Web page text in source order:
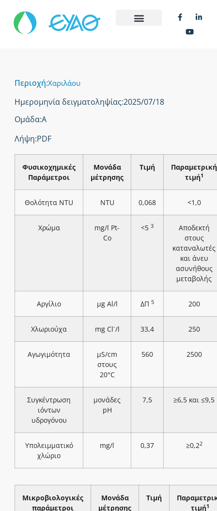
Περιοχή:Χαριλάου
Ημερομηνία δειγματοληψίας:2025/07/18
Ομάδα:Α
Λήψη:PDF
Φυσικοχημικές
Παράμετροι
Μονάδα
μέτρησης
Τιμή
Παραμετρική
τιμή1
Θολότητα NTU NTU 0,068 <1,0
Χρώμα
mg/l Pt-
Co
<5 3
Αποδεκτή
στους
καταναλωτές
και άνευ
ασυνήθους
μεταβολής
Αργίλιο μg Al/l ΔΠ 5 200
Χλωριούχα mg Cl-/l 33,4 250
Αγωγιμότητα
μS/cm
στους
20°C
560 2500
Συγκέντρωση
ιόντων
υδρογόνου
μονάδες
pH
7,5 ≥6,5 και ≤9,5
Υπολειμματικό
χλώριο
mg/l 0,37 ≥0,22
Μικροβιολογικές
παράμετροι
Μονάδα
μέτρησης
Τιμή
τιμή1